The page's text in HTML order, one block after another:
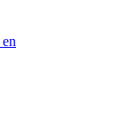
en